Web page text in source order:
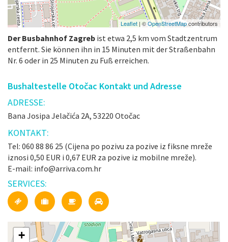
Leaflet | ©OpenStreetMapcontributors
Der Busbahnhof Zagreb ist etwa 2,5 km vom Stadtzentrum
entfernt. Sie können ihn in 15 Minuten mit der Straßenbahn
Nr. 6 oder in 25 Minuten zu Fuß erreichen.
Bushaltestelle Otočac Kontakt und Adresse
ADRESSE:
Bana Josipa Jelačića 2A, 53220 Otočac
KONTAKT:
Tel: 060 88 86 25 (Cijena po pozivu za pozive iz fiksne mreže
iznosi 0,50 EUR i 0,67 EUR za pozive iz mobilne mreže).
E-mail: info@arriva.com.hr
SERVICES:
+